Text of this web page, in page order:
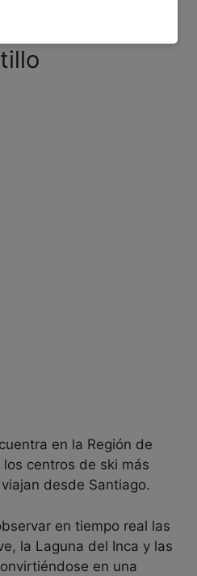
en la Región de
centros de ski más
desde Santiago.
en tiempo real las
la Laguna del Inca y las
en una